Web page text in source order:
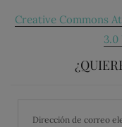
Creative Commons
3.0